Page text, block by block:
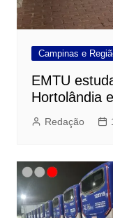
Campinas e
EMTU
Hortolândia
Redação